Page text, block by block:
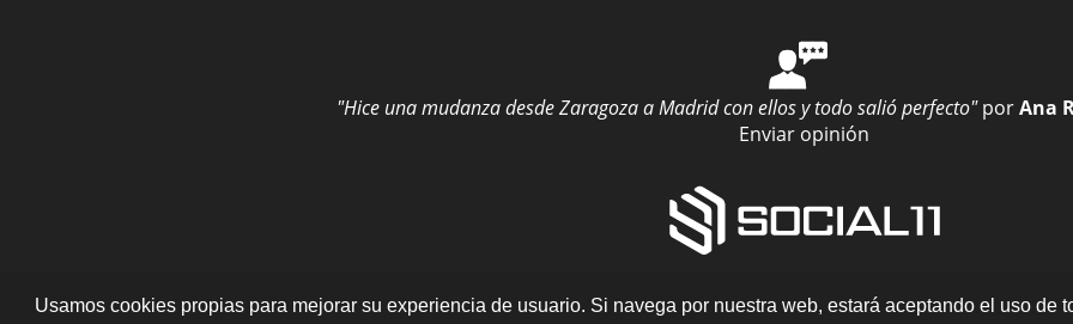
Usamos cookies propias para mejorar su experiencia de usuario. Si navega por nuestra web, estará aceptando el uso de
"Hice una mudanza desde Zaragoza a Madrid con ellos y todo salió perfecto" porAna
Enviar opinión
Plaza del Pilar, 16 Entlo. Oficina 5, 50003 – Zaragoza·